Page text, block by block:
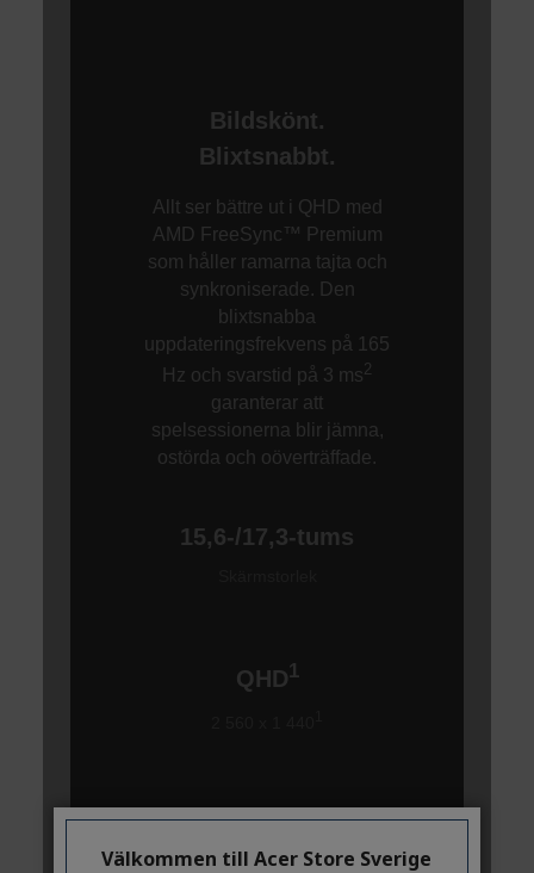
Välkommen till Acer Store Sverige